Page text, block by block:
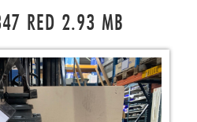
RED 2.93 MB